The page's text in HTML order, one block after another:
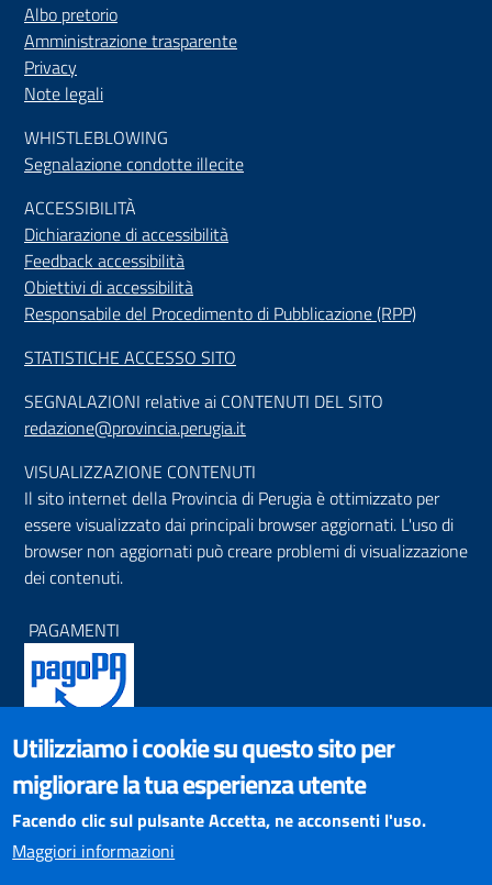
Albo pretorio
Amministrazione trasparente
Privacy
Note legali
WHISTLEBLOWING
Segnalazione condotte illecite
ACCESSIBILITÀ
Dichiarazione di accessibilità
Feedback accessibilità
Obiettivi di accessibilità
Responsabile del Procedimento di Pubblicazione (RPP)
STATISTICHE ACCESSO SITO
SEGNALAZIONI relative ai CONTENUTI DEL SITO
redazione@provincia.perugia.it
VISUALIZZAZIONE CONTENUTI
Il sito internet della Provincia di Perugia è ottimizzato per
essere visualizzato dai principali browser aggiornati. L'uso di
browser non aggiornati può creare problemi di visualizzazione
dei contenuti.
PAGAMENTI
SOCIAL NETWORKS
Pagina Facebook
Profilo Instagram
Canale YouTube
Utilizziamo i cookie su questo sito per
migliorare la tua esperienza utente
Facendo clic sul pulsante Accetta, ne acconsenti l'uso.
Maggiori informazioni